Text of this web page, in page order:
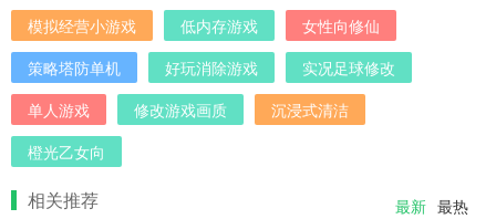
模拟经营小游戏
低内存游戏
女性向修仙
策略塔防单机
好玩消除游戏
实况足球修改
单人游戏
修改游戏画质
沉浸式清洁
橙光乙女向
相关推荐 最新 最热